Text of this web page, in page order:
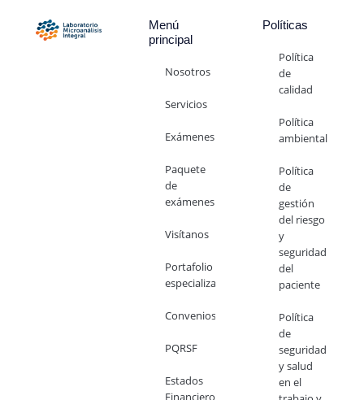
Menú
principal
Nosotros
Servicios
Exámenes
Paquete
de
exámenes
Visítanos
Portafolio
especializado
Convenios
PQRSF
Estados
Financieros
Políticas
Política
de
calidad
Política
ambiental
Política
de
gestión
del riesgo
y
seguridad
del
paciente
Política
de
seguridad
y salud
en el